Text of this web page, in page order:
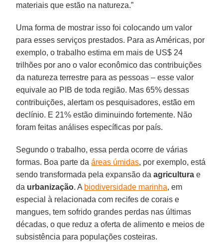
materiais que estão na natureza.”
Uma forma de mostrar isso foi colocando um valor
para esses serviços prestados. Para as Américas, por
exemplo, o trabalho estima em mais de US$ 24
trilhões por ano o valor econômico das contribuições
da natureza terrestre para as pessoas – esse valor
equivale ao PIB de toda região. Mas 65% dessas
contribuições, alertam os pesquisadores, estão em
declínio. E 21% estão diminuindo fortemente. Não
foram feitas análises específicas por país.
Segundo o trabalho, essa perda ocorre de várias
formas. Boa parte daáreas úmidas, por exemplo, está
sendo transformada pela expansão daagricultura e
da urbanização. A biodiversidade marinha, em
especial à relacionada com recifes de corais e
mangues, tem sofrido grandes perdas nas últimas
décadas, o que reduz a oferta de alimento e meios de
subsistência para populações costeiras.